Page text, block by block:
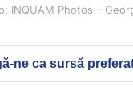
INQUAM Photos –
ne ca sursă